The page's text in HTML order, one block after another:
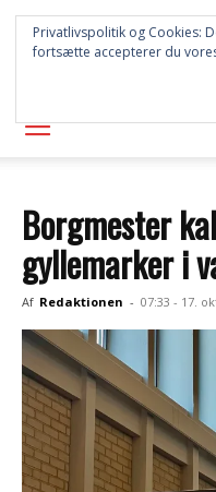
Borgmester
gyllemarker i
Af Redaktionen - 07:33 - 17.
Privatlivspolitik og Cookies:
fortsætte accepterer du